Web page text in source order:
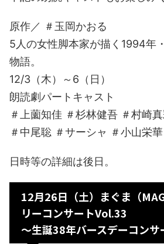
原作／ ＃玉岡かおる
5人の女性脚本家が描く1994年
物語。
12/3（木）～6（日）
朗読劇パートキャスト
＃上薗知佳 ＃杉林健吾 ＃村崎
＃中尾聡 ＃サーシャ ＃小山栄華
日時等の詳細は後日。
12月26日（土）まぐま（
リーコンサートVol.33
〜生誕38年バースデーコンサ